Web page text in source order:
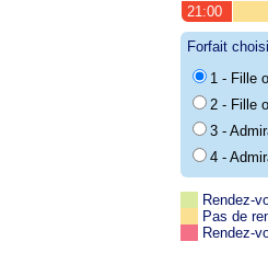
21:00
Forfait choisi
1 - Fille
2 - Fille
3 -
4 -
Rendez-
Pas de
Rendez-